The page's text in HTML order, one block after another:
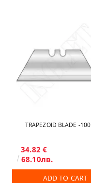
TRAPEZOID BLADE -100
34.82 €
68.10лв.
ADD TO CART